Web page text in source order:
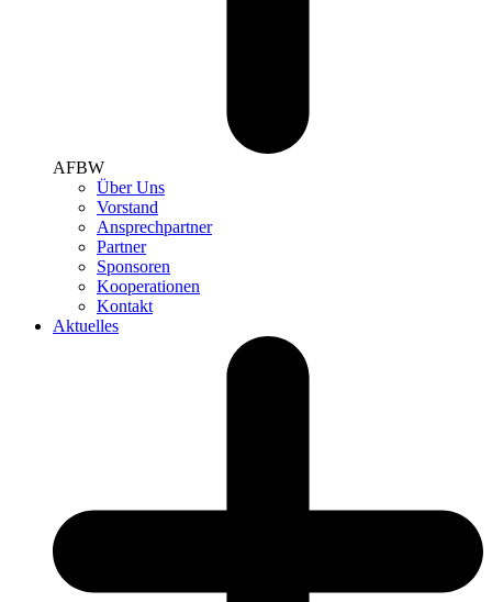
AFBW
Über Uns
Vorstand
Ansprechpartner
Partner
Sponsoren
Kooperationen
Kontakt
Aktuelles